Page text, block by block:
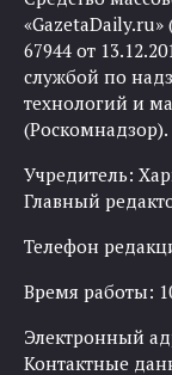
67944 от
службой по
технологий и
(Роскомнадзор).
Учредитель:
Главный
Телефон
Время работы:
Электронный
Контактные